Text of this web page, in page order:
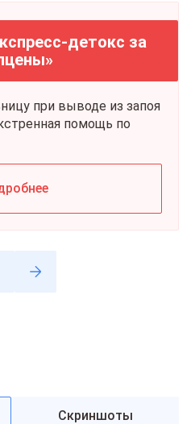
детокс за
при выводе из запоя
помощь по
Скриншоты